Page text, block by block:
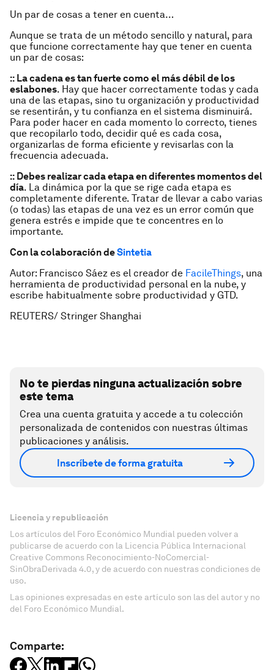
Un par de cosas a tener en cuenta…
Aunque se trata de un método sencillo y natural, para
que funcione correctamente hay que tener en cuenta
un par de cosas:
:: La cadena es tan fuerte como el más débil de los
eslabones. Hay que hacer correctamente todas y cada
una de las etapas, sino tu organización y productividad
se resentirán, y tu confianza en el sistema disminuirá.
Para poder hacer en cada momento lo correcto, tienes
que recopilarlo todo, decidir qué es cada cosa,
organizarlas de forma eficiente y revisarlas con la
frecuencia adecuada.
:: Debes realizar cada etapa en diferentes momentos del
día. La dinámica por la que se rige cada etapa es
completamente diferente. Tratar de llevar a cabo varias
(o todas) las etapas de una vez es un error común que
genera estrés e impide que te concentres en lo
importante.
Con la colaboración deSintetia
Autor: Francisco Sáez es el creador de FacileThings, una
herramienta de productividad personal en la nube, y
escribe habitualmente sobre productividad y GTD.
REUTERS/ Stringer Shanghai
No te pierdas ninguna actualización sobre
este tema
Crea una cuenta gratuita y accede a tu colección
personalizada de contenidos con nuestras últimas
publicaciones y análisis.
Inscríbete de forma gratuita
Licencia y republicación
Los artículos del Foro Económico Mundial pueden volver a
publicarse de acuerdo con la Licencia Pública Internacional
Creative Commons Reconocimiento-NoComercial-
SinObraDerivada 4.0, y de acuerdo con nuestras condiciones de
uso.
Las opiniones expresadas en este artículo son las del autor y no
del Foro Económico Mundial.
Comparte: